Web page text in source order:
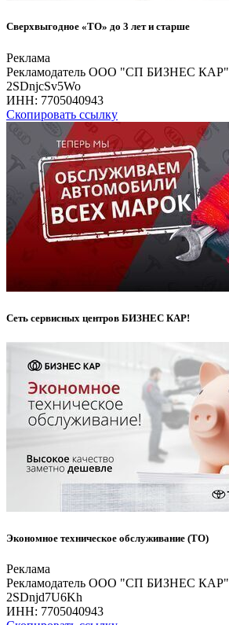
Сверхвыгодное «ТО» до 3 лет и старше
Реклама
Рекламодатель ООО "СП БИЗНЕС КАР"
2SDnjcSv5Wo
ИНН: 7705040943
Скопировать ссылку
Сеть сервисных центров БИЗНЕС КАР!
Экономное техническое обслуживание (ТО)
Реклама
Рекламодатель ООО "СП БИЗНЕС КАР"
2SDnjd7U6Kh
ИНН: 7705040943